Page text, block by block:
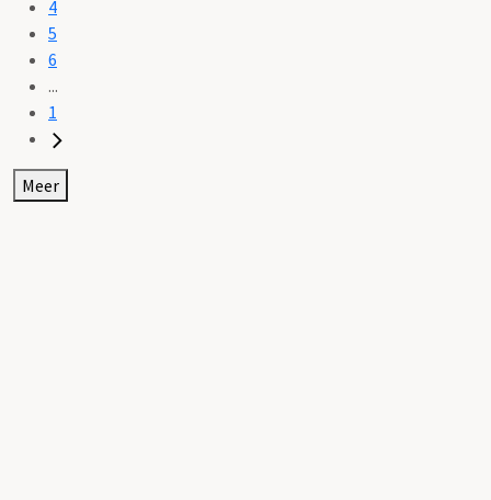
4
5
6
...
1
Meer